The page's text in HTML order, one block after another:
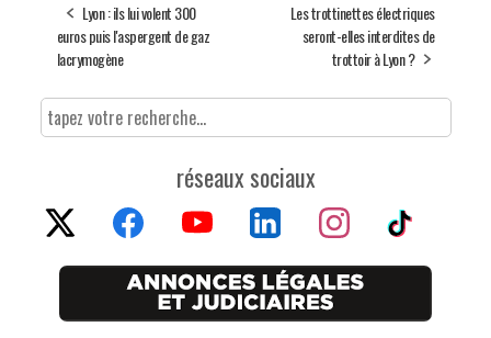
Lyon : ils lui volent 300
euros puis l'aspergent de gaz
lacrymogène
Les trottinettes électriques
seront-elles interdites de
trottoir à Lyon ?
réseaux sociaux